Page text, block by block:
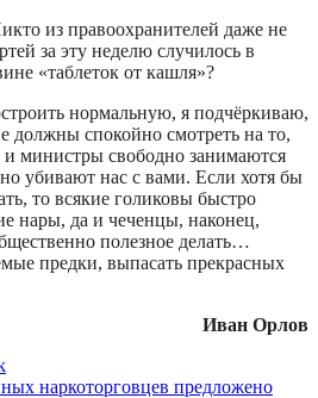
из правоохранителей даже не
за эту неделю случилось в
«таблеток от кашля»?
нормальную, я подчёркиваю,
спокойно смотреть на то,
и министры свободно занимаются
убивают нас с вами. Если хотя бы
то всякие голиковы быстро
нары, да и чеченцы, наконец,
полезное делать…
предки, выпасать прекрасных
Иван Орлов
наркоторговцев предложено